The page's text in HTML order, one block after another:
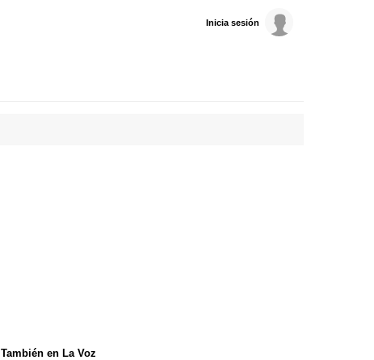
Inicia sesión
También en La Voz